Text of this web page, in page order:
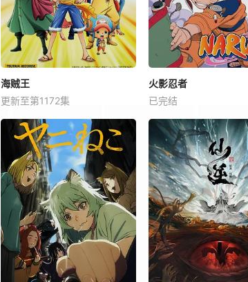
海贼王
更新至第1172集
火影忍者
已完结